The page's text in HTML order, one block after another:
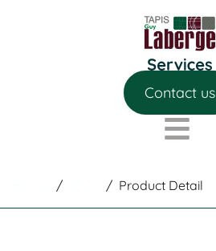
Contact us
/ / Product Detail